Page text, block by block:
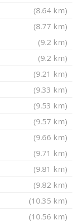
(8.64 km)
(8.77 km)
(9.2 km)
(9.2 km)
(9.21 km)
(9.33 km)
(9.53 km)
(9.57 km)
(9.66 km)
(9.71 km)
(9.81 km)
(9.82 km)
(10.35 km)
(10.56 km)